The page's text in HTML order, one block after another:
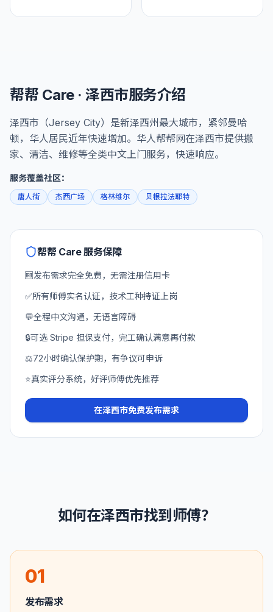
帮帮 Care ·泽西市服务介绍
泽西市（Jersey City）是新泽西州最大城市，紧邻曼哈
顿，华人居民近年快速增加。华人帮帮网在泽西市提供搬
家、清洁、维修等全类中文上门服务，快速响应。
服务覆盖社区：
唐人街 杰西广场 格林维尔 贝根拉法耶特
帮帮 Care 服务保障
🆓发布需求完全免费，无需注册信用卡
✅所有师傅实名认证，技术工种持证上岗
💬全程中文沟通，无语言障碍
🔒可选 Stripe 担保支付，完工确认满意再付款
⚖️72小时确认保护期，有争议可申诉
⭐真实评分系统，好评师傅优先推荐
在泽西市免费发布需求
如何在泽西市找到师傅？
01
发布需求